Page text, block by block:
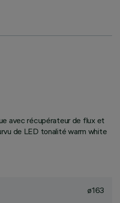
avec récupérateur de flux et
de LED tonalité warm white
ø163